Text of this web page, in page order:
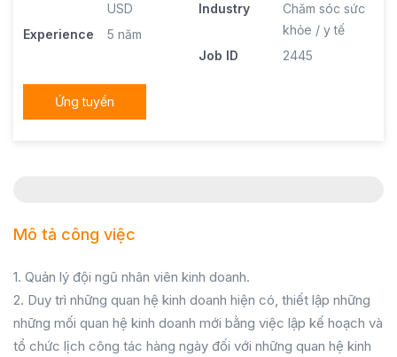
USD
Experience
5 năm
Industry
Chăm sóc sức
khỏe / y tế
Job ID
2445
Ứng tuyển
Mô tả công việc
1. Quản lý đội ngũ nhân viên kinh doanh.
2. Duy trì những quan hệ kinh doanh hiện có, thiết lập những
những mối quan hệ kinh doanh mới bằng việc lập kế hoạch và
tổ chức lịch công tác hàng ngày đối với những quan hệ kinh